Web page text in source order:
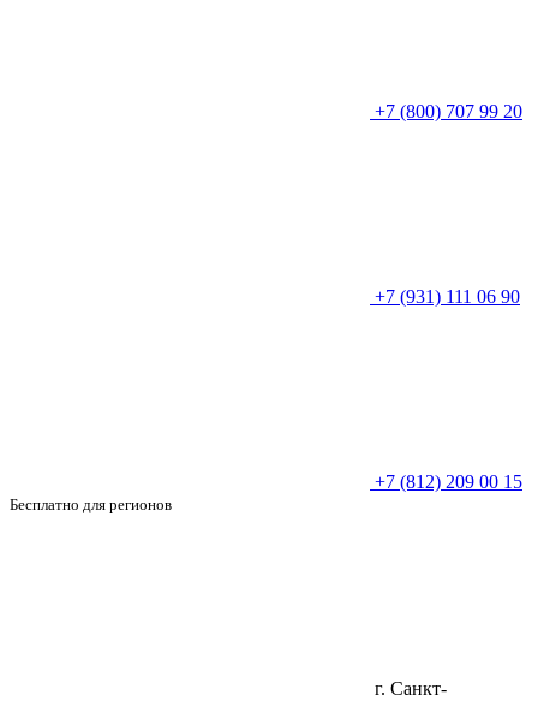
+7 (800) 707 99 20
+7 (931) 111 06 90
+7 (812) 209 00 15
Бесплатно для регионов
г. Санкт-